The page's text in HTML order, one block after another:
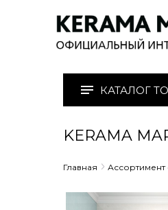
КАТАЛОГ
KERAMA
Главная Ассортимент